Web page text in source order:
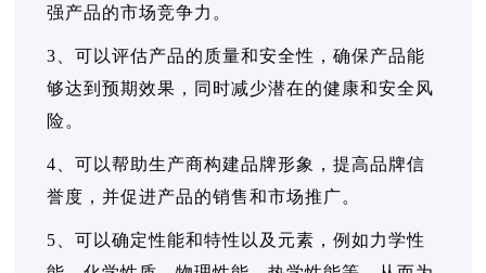
强产品的市场竞争力。
3、可以评估产品的质量和安全性，确保产品能
够达到预期效果，同时减少潜在的健康和安全风
险。
4、可以帮助生产商构建品牌形象，提高品牌信
誉度，并促进产品的销售和市场推广。
5、可以确定性能和特性以及元素，例如力学性